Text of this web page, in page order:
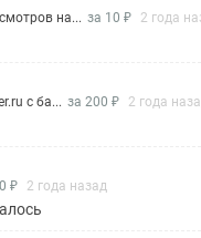
на... за 10 ₽ 2 года
с ба... за 200 ₽ 2 года
₽ 2 года назад